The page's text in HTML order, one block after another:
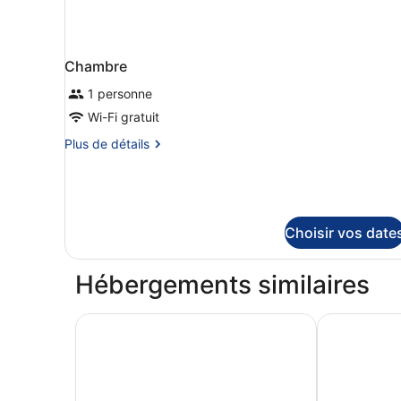
Chambre
1 personne
Wi-Fi gratuit
Plus de détails
Plus
chambre
Chambre
Choisir vos
Hébergements similaires
Hotel Victoria Lauberhorn Wengen, a Faern
Hotel Falken